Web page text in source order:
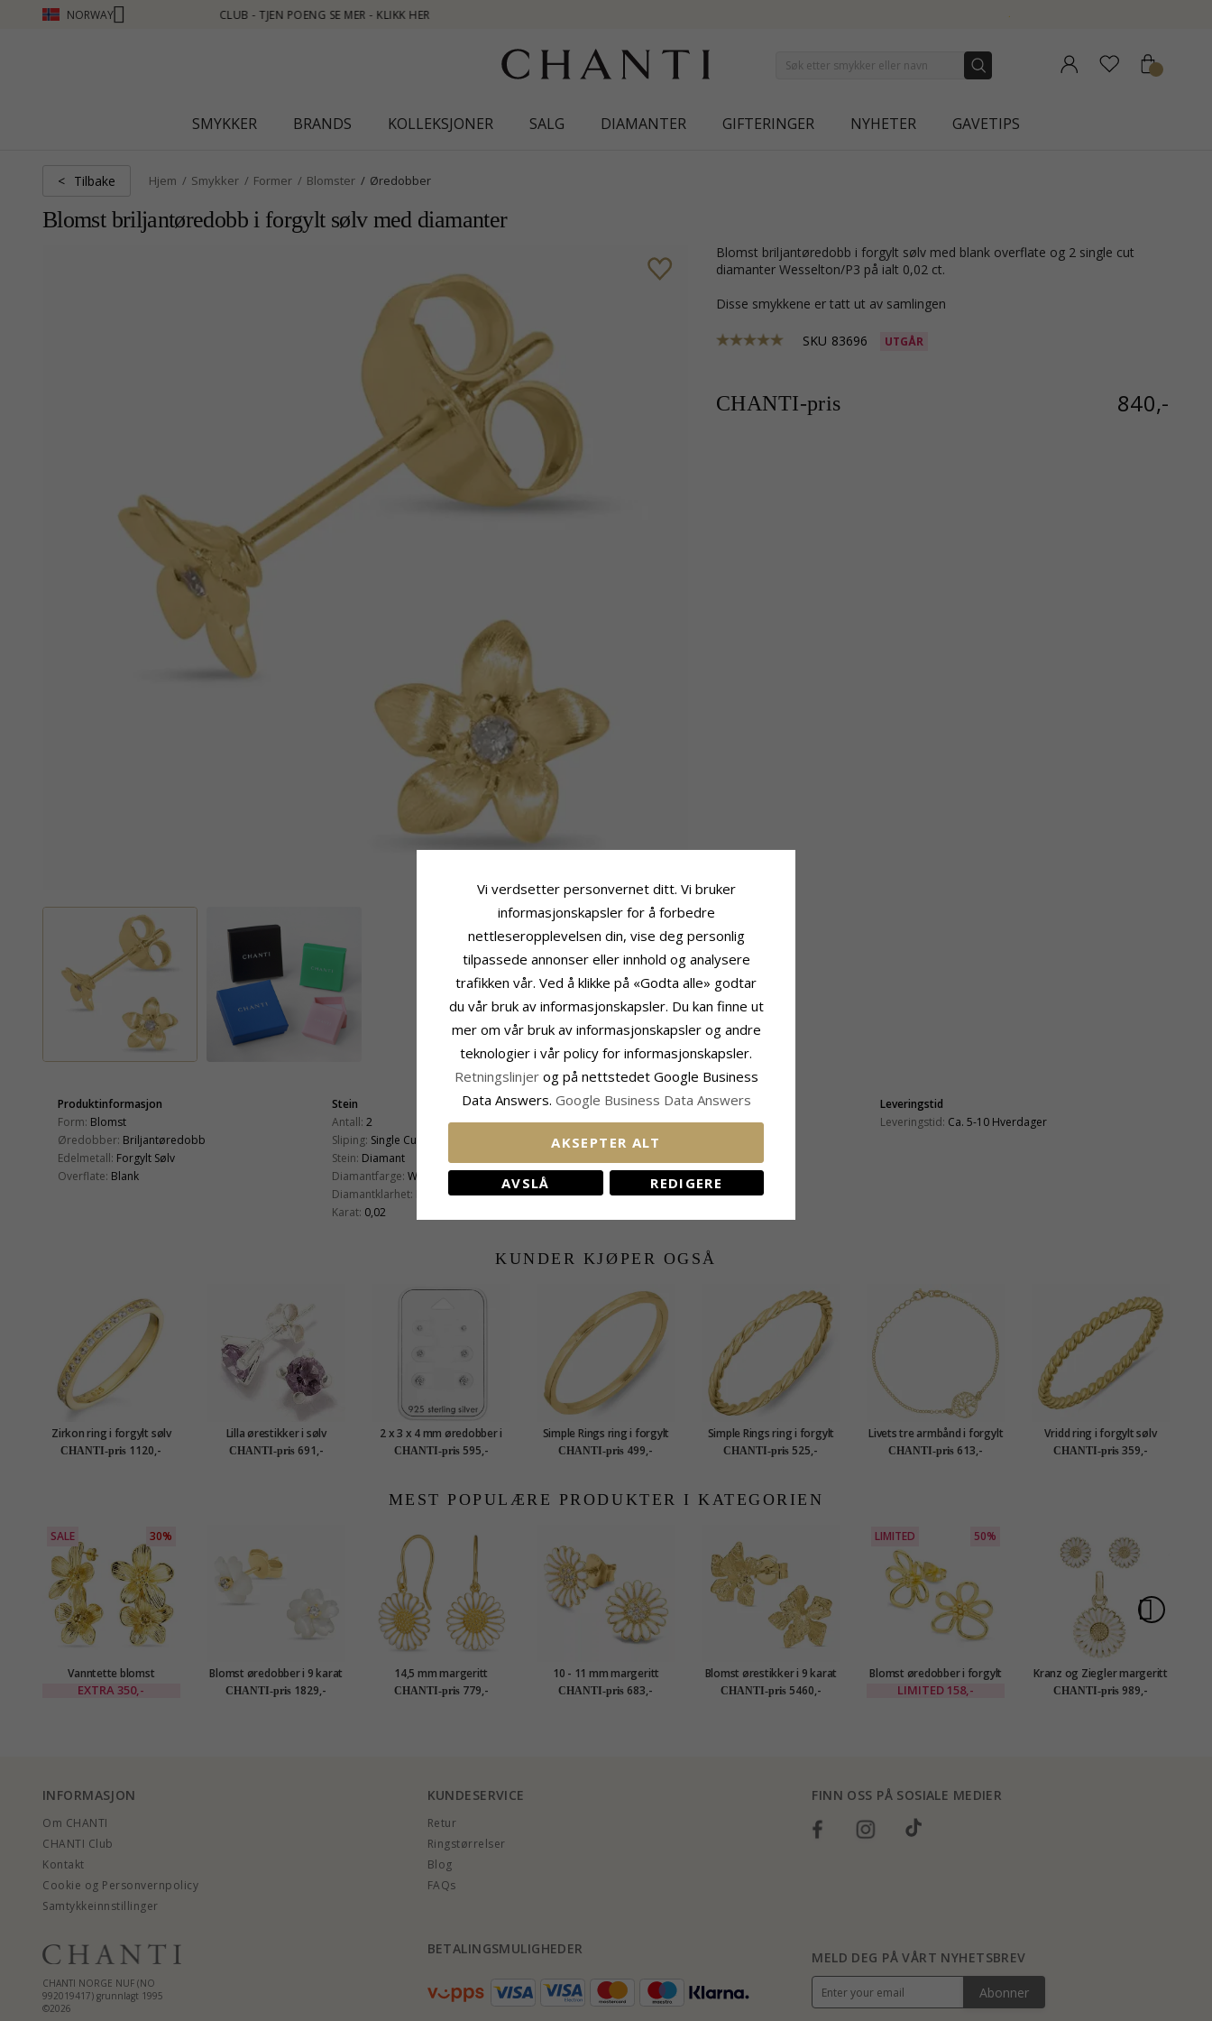
NORWAY
MER - KLIKK HER
SMYKKER BRANDS KOLLEKSJONER SALG DIAMANTER GIFTERINGER NYHETER GAVETIPS
< Tilbake Hjem Smykker Former Blomster Øredobber
Blomst briljantøredobb i forgylt sølv med diamanter
blomst briljantøredobb i forgylt sølv med blank overflate og 2 single cut
diamanter Wesselton/P3 på ialt 0,02 ct.
Disse smykkene er tatt ut av samlingen
SKU 83696 UTGÅR
CHANTI-pris 840,-
Produktinformasjon
Form: Blomst
Øredobber: Briljantøredobb
Edelmetall: Forgylt Sølv
Overflate: Blank
Stein
Antall: 2
Sliping: Single Cut
Stein: Diamant
Diamantfarge: Wesselton
Diamantklarhet:
Karat: 0,02
Størrelse
Høyde:5,9 mm
Bredde: 5,8 mm
Leveringstid
Leveringstid: Ca. 5-10 Hverdager
KUNDER KJØPER OGSÅ
Zirkon ring i forgylt sølv
CHANTI-pris 1120,-
Lilla ørestikker i sølv
CHANTI-pris 691,-
2 x 3 x 4 mm øredobber i
sølv
CHANTI-pris 595,-
Simple Rings ring i forgylt
sølv
CHANTI-pris 499,-
Simple Rings ring i forgylt
sølv
CHANTI-pris 525,-
Livets tre armbånd i forgylt
sølv
CHANTI-pris 613,-
Vridd ring i forgylt sølv
CHANTI-pris 359,-
MEST POPULÆRE PRODUKTER I KATEGORIEN
SALE 30%
Vanntette blomst
øredobber i forgylt stål -
EXTRA350,-
Blomst øredobber i 9 karat
gull med zirkon og
perlemors - Gold Collection
CHANTI-pris 1829,-
14,5 mm margeritt
øredobber i forgylt sølv -
Matilda
CHANTI-pris 779,-
10 - 11 mm margeritt
øredobber i forgylt sølv -
Matilda
CHANTI-pris 683,-
Blomst ørestikker i 9 karat
gull - Gold Collection
CHANTI-pris 5460,-
LIMITED 50%
Blomst øredobber i forgylt
messing - Eliné
LIMITED 158,-
Kranz og Ziegler margeritt
smykke sett i forgylt sølv
hvit emalje
CHANTI-pris 989,-
INFORMASJON
Om CHANTI
CHANTI Club
Kontakt
Cookie og Personvernpolicy
Samtykkeinnstillinger
KUNDESERVICE
Retur
Ringstørrelser
Blog
FAQs
FINN OSS PÅ SOSIALE MEDIER
CHANTI NORGE NUF (NO
992019417) grunnlagt 1995
©2026
BETALINGSMULIGHEDER
MELD DEG PÅ VÅRT NYHETSBREV
Abonner
Vi verdsetter personvernet ditt. Vi bruker
informasjonskapsler for å forbedre
nettleseropplevelsen din, vise deg personlig
tilpassede annonser eller innhold og analysere
trafikken vår. Ved å klikke på «Godta alle» godtar
du vår bruk av informasjonskapsler. Du kan finne ut
mer om vår bruk av informasjonskapsler og andre
teknologier i vår policy for informasjonskapsler.
Retningslinjer og på nettstedet Google Business
Data Answers. Google Business Data Answers
AKSEPTER ALT
AVSLÅ REDIGERE